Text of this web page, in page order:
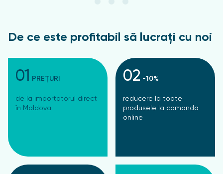
De ce este profitabil să lucrați cu noi
01 PREȚURI
de la importatorul direct
în Moldova
02 -10%
reducere la toate
produsele la comanda
online